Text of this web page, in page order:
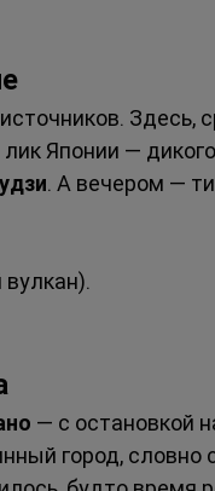
Здесь,
Японии —
. А вечером —
— с остановкой
город,